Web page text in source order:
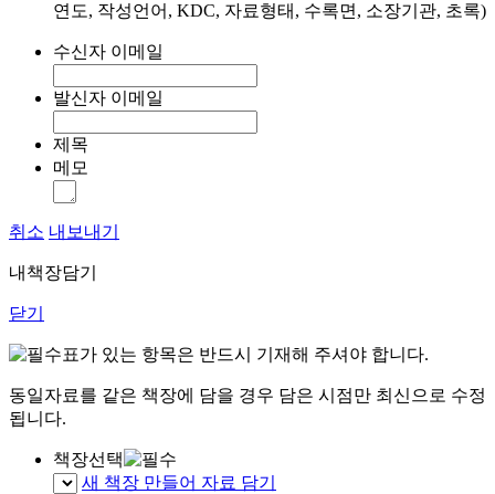
연도, 작성언어, KDC, 자료형태, 수록면, 소장기관, 초록)
수신자 이메일
발신자 이메일
제목
메모
취소 내보내기
내책장담기
닫기
표가 있는 항목은 반드시 기재해 주셔야 합니다.
동일자료를 같은 책장에 담을 경우 담은 시점만 최신으로 수정
됩니다.
책장선택
새 책장 만들어 자료 담기